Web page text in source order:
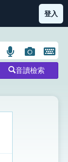
首索引表圖示
登入
語
言
搜
示
圖
片
搜
開
鍵
圖
音讀檢索